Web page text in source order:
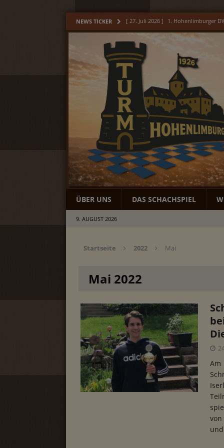
NEWS TICKER [ 27. Juli 2026 ] 1. Hohenlimburger
Hohenlimburger
[ 9. Juli 2026 ] Hohenlimburger
Unser Monat Juni
[ 3. August 2026 ] Unser Monat Juli
ÜBER UNS DAS SCHACHSPIEL
9. AUGUST 2026
Startseite 2022 Mai
Mai 2022
und